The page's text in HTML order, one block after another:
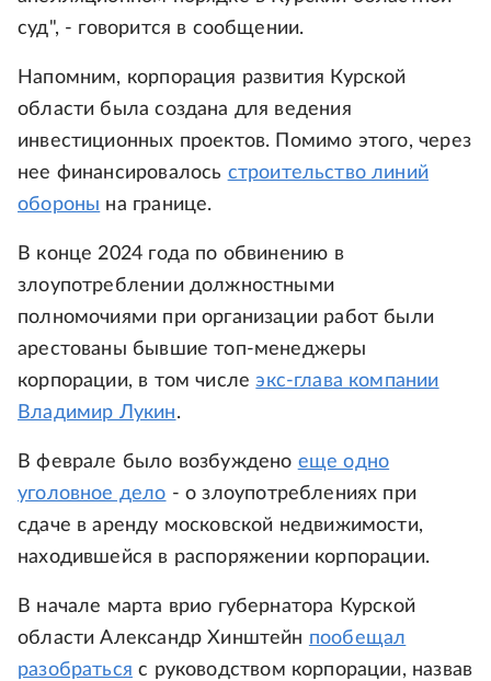
суд", - говорится в сообщении.
Напомним, корпорация развития Курской
области была создана для ведения
инвестиционных проектов. Помимо этого, через
нее финансировалось строительство линий
обороны на границе.
В конце 2024 года по обвинению в
злоупотреблении должностными
полномочиями при организации работ были
арестованы бывшие топ-менеджеры
корпорации, в том числеэкс-глава компании
Владимир Лукин.
В феврале было возбуждено еще одно
уголовное дело - о злоупотреблениях при
сдаче в аренду московской недвижимости,
находившейся в распоряжении корпорации.
В начале марта врио губернатора Курской
области Александр Хинштейн пообещал
разобраться с руководством корпорации, назвав